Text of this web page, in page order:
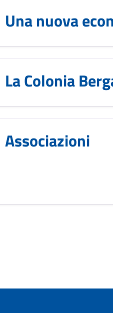
Una nuova
La Colonia
Associazioni